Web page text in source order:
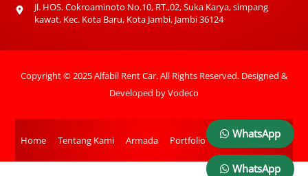
WhatsApp
WhatsApp
Jl. HOS. Cokroaminoto No.10, RT.,02, Suka Karya, simpang
kawat, Kec. Kota Baru, Kota Jambi, Jambi 36124
Home Tentang Kami Armada Portfolio Blog Kontak
Copyright © 2025 Alfabil Rent Car. All Rights Reserved. Designed &
Developed byVodeco